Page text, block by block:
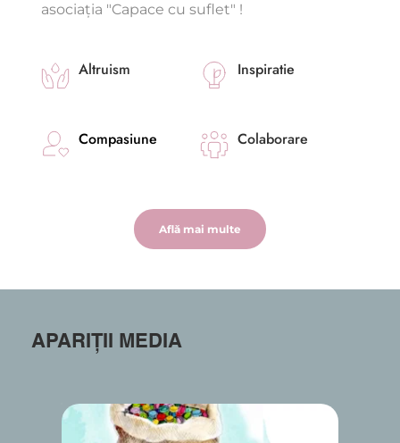
asociația "Capace cu suflet" !
Altruism
Compasiune
Inspiratie
Colaborare
Află mai multe
APARIȚII MEDIA